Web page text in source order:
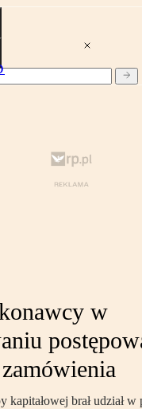
w
kapitałowej brał udział